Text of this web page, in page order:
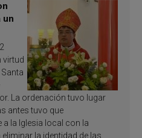
un
virtud
La ordenación tuvo lugar
antes tuvo que
la Iglesia local con la
la identidad de las